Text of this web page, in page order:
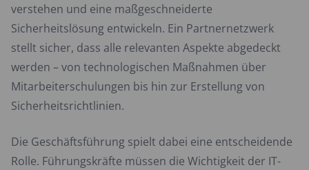
verstehen und eine maßgeschneiderte
Sicherheitslösung entwickeln. Ein Partnernetzwerk
stellt sicher, dass alle relevanten Aspekte abgedeckt
werden – von technologischen Maßnahmen über
Mitarbeiterschulungen bis hin zur Erstellung von
Sicherheitsrichtlinien.
Die Geschäftsführung spielt dabei eine entscheidende
Rolle. Führungskräfte müssen die Wichtigkeit der IT-